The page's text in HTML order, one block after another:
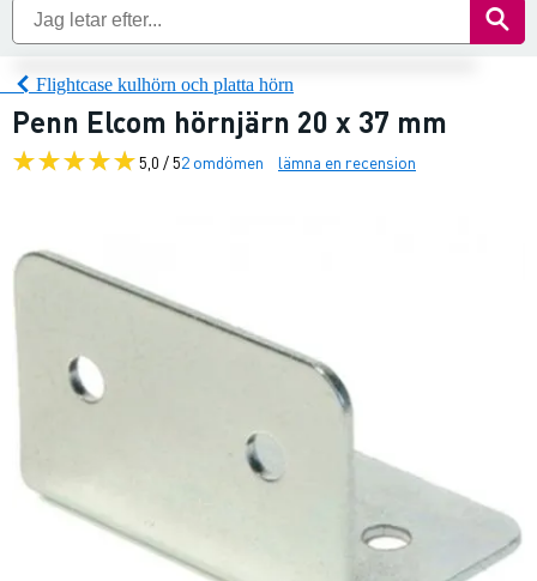
Flightcase kulhörn och platta hörn
Penn Elcom hörnjärn 20 x 37 mm
5,0 / 52 omdömen lämna en recension